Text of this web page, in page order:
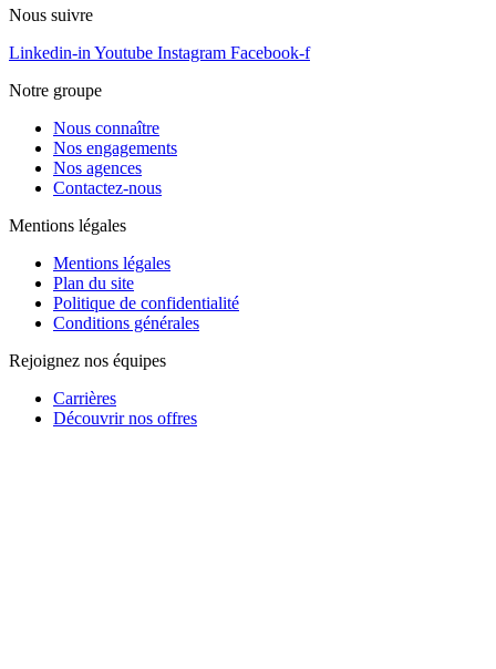
Nous suivre
Linkedin-in Youtube Instagram Facebook-f
Notre groupe
Nous connaître
Nos engagements
Nos agences
Contactez-nous
Mentions légales
Mentions légales
Plan du site
Politique de confidentialité
Conditions générales
Rejoignez nos équipes
Carrières
Découvrir nos offres